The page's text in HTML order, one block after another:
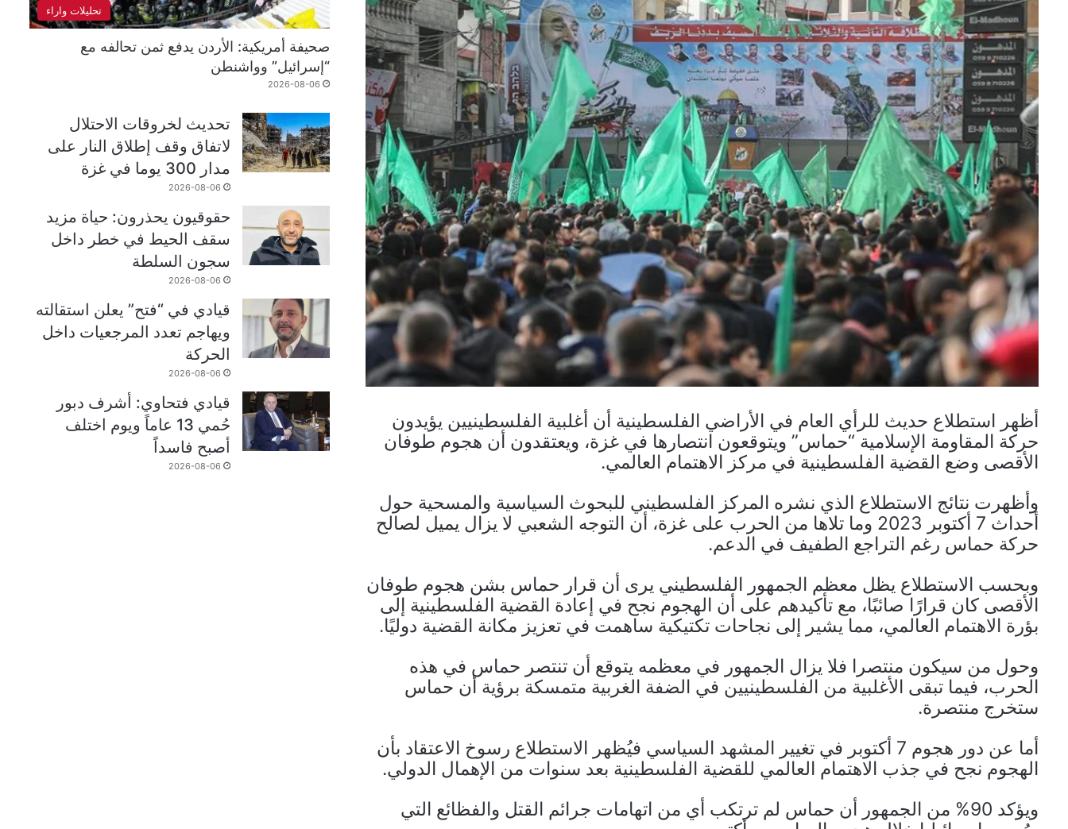
أظهر استطلاع حديث للرأي العام في الأراضي الفلسطينية أن أغلبية الفلسطينيين يؤيدون
حركة المقاومة الإسلامية “حماس” ويتوقعون انتصارها في غزة، ويعتقدون أن هجوم طوفان
الأقصى وضع القضية الفلسطينية في مركز الاهتمام العالمي.
وأظهرت نتائج الاستطلاع الذي نشره المركز الفلسطيني للبحوث السياسية والمسحية حول
أحداث 7 أكتوبر 2023 وما تلاها من الحرب على غزة، أن التوجه الشعبي لا يزال يميل لصالح
حركة حماس رغم التراجع الطفيف في الدعم.
وبحسب الاستطلاع يظل معظم الجمهور الفلسطيني يرى أن قرار حماس بشن هجوم طوفان
الأقصى كان قرارًا صائبًا، مع تأكيدهم على أن الهجوم نجح في إعادة القضية الفلسطينية إلى
بؤرة الاهتمام العالمي، مما يشير إلى نجاحات تكتيكية ساهمت في تعزيز مكانة القضية دوليًا.
وحول من سيكون منتصرا فلا يزال الجمهور في معظمه يتوقع أن تنتصر حماس في هذه
الحرب، فيما تبقى الأغلبية من الفلسطينيين في الضفة الغربية متمسكة برؤية أن حماس
ستخرج منتصرة.
أما عن دور هجوم 7 أكتوبر في تغيير المشهد السياسي فيُظهر الاستطلاع رسوخ الاعتقاد بأن
الهجوم نجح في جذب الاهتمام العالمي للقضية الفلسطينية بعد سنوات من الإهمال الدولي.
ويؤكد 90% من الجمهور أن حماس لم ترتكب أي من اتهامات جرائم القتل والفظائع التي
تحليلات واراء
صحيفة أمريكية: الأردن يدفع ثمن تحالفه مع
“إسرائيل” وواشنطن
2026-08-06
تحديث لخروقات الاحتلال
لاتفاق وقف إطلاق النار على
مدار 300 يوما في غزة
2026-08-06
حقوقيون يحذرون: حياة مزيد
سقف الحيط في خطر داخل
سجون السلطة
2026-08-06
قيادي في “فتح” يعلن استقالته
ويهاجم تعدد المرجعيات داخل
الحركة
2026-08-06
قيادي فتحاوي: أشرف دبور
حُمي 13 عاماً ويوم اختلف
أصبح فاسداً
2026-08-06